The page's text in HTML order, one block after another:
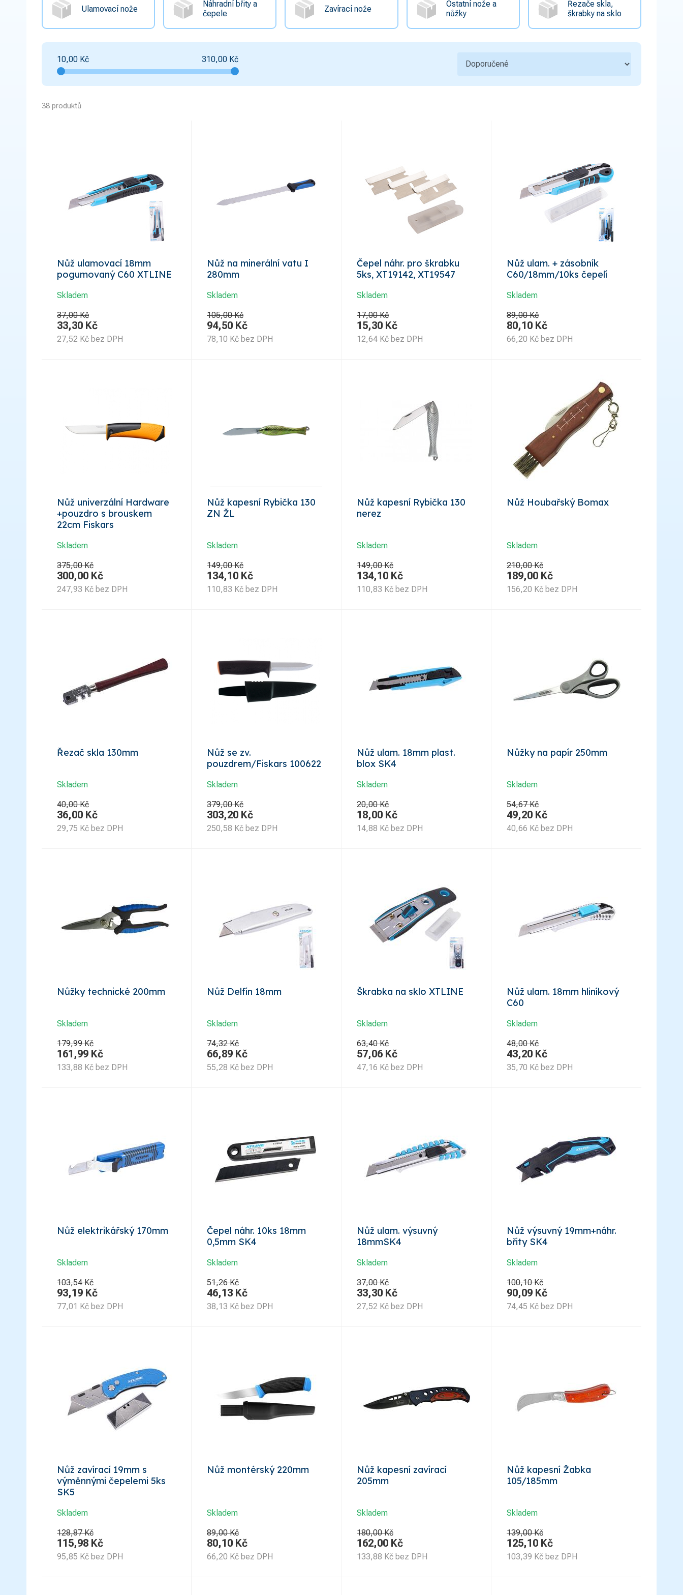
Ulamovací nože
Náhradní břity a
čepele
Zavírací nože
Ostatní nože a
nůžky
Řezače skla,
škrabky na sklo
10,00 Kč 310,00 Kč
38 produktů
Nůž ulamovací 18mm
pogumovaný C60 XTLINE
Skladem
37,00 Kč
33,30 Kč
27,52 Kč bez DPH
Nůž na minerální vatu I
280mm
Skladem
105,00 Kč
94,50 Kč
78,10 Kč bez DPH
Čepel náhr. pro škrabku
5ks, XT19142, XT19547
Skladem
17,00 Kč
15,30 Kč
12,64 Kč bez DPH
Nůž ulam. + zásobník
C60/18mm/10ks čepelí
Skladem
89,00 Kč
80,10 Kč
66,20 Kč bez DPH
Nůž univerzální Hardware
+pouzdro s brouskem
22cm Fiskars
Skladem
375,00 Kč
300,00 Kč
247,93 Kč bez DPH
Nůž kapesní Rybička 130
ZN ŽL
Skladem
149,00 Kč
134,10 Kč
110,83 Kč bez DPH
Nůž kapesní Rybička 130
nerez
Skladem
149,00 Kč
134,10 Kč
110,83 Kč bez DPH
Nůž Houbařský Bomax
Skladem
210,00 Kč
189,00 Kč
156,20 Kč bez DPH
Řezač skla 130mm
Skladem
40,00 Kč
36,00 Kč
29,75 Kč bez DPH
Nůž se zv.
pouzdrem/Fiskars 100622
Skladem
379,00 Kč
303,20 Kč
250,58 Kč bez DPH
Nůž ulam. 18mm plast.
blox SK4
Skladem
20,00 Kč
18,00 Kč
14,88 Kč bez DPH
Nůžky na papír 250mm
Skladem
54,67 Kč
49,20 Kč
40,66 Kč bez DPH
Nůžky technické 200mm
Skladem
179,99 Kč
161,99 Kč
133,88 Kč bez DPH
Nůž Delfín 18mm
Skladem
74,32 Kč
66,89 Kč
55,28 Kč bez DPH
Škrabka na sklo XTLINE
Skladem
63,40 Kč
57,06 Kč
47,16 Kč bez DPH
Nůž ulam. 18mm hliníkový
C60
Skladem
48,00 Kč
43,20 Kč
35,70 Kč bez DPH
Nůž elektrikářský 170mm
Skladem
103,54 Kč
93,19 Kč
77,01 Kč bez DPH
Čepel náhr. 10ks 18mm
0,5mm SK4
Skladem
51,26 Kč
46,13 Kč
38,13 Kč bez DPH
Nůž ulam. výsuvný
18mmSK4
Skladem
37,00 Kč
33,30 Kč
27,52 Kč bez DPH
Nůž výsuvný 19mm+náhr.
břity SK4
Skladem
100,10 Kč
90,09 Kč
74,45 Kč bez DPH
Nůž zavírací 19mm s
výměnnými čepelemi 5ks
SK5
Skladem
128,87 Kč
115,98 Kč
95,85 Kč bez DPH
Nůž montérský 220mm
Skladem
89,00 Kč
80,10 Kč
66,20 Kč bez DPH
Nůž kapesní zavírací
205mm
Skladem
180,00 Kč
162,00 Kč
133,88 Kč bez DPH
Nůž kapesní Žabka
105/185mm
Skladem
139,00 Kč
125,10 Kč
103,39 Kč bez DPH